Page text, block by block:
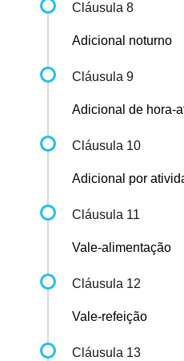
Cláusula 8
Adicional noturno
Cláusula 9
Adicional de hora-
Cláusula 10
Adicional por
Cláusula 11
Vale-alimentação
Cláusula 12
Vale-refeição
Cláusula 13